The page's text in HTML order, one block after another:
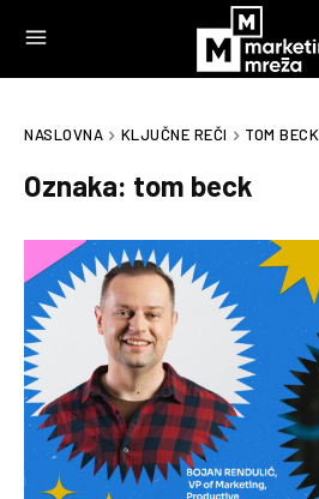
NASLOVNA KLJUČNE REČI TOM BECK
Oznaka: tom beck